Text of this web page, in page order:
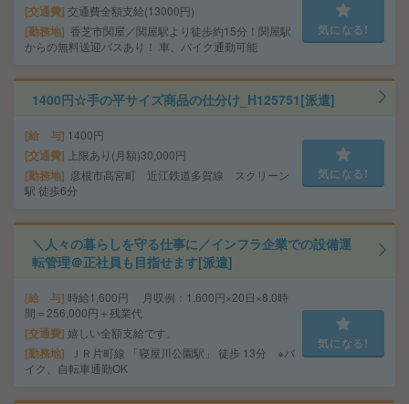
交通費 交通費全額支給(13000円)
勤務地 香芝市関屋／関屋駅より徒歩約15分！関屋駅
からの無料送迎バスあり！ 車、バイク通勤可能
気になる!
1400円☆手の平サイズ商品の仕分け_H125751[派遣]
給 与 1400円
交通費 上限あり(月額)30,000円
勤務地
彦根市高宮町 近江鉄道多賀線 スクリーン
駅 徒歩6分
気になる!
＼人々の暮らしを守る仕事に／インフラ企業での設備運
転管理＠正社員も目指せます[派遣]
給 与 時給1,600円 月収例：1,600円×20日×8.0時
間＝256,000円＋残業代
交通費 嬉しい全額支給です。
勤務地
ＪＲ片町線 「寝屋川公園駅」 徒歩 13分 ※バ
イク、自転車通勤OK
気になる!